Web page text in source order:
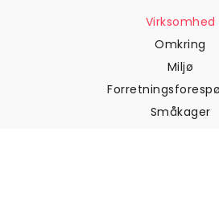
Virksomhed
Omkring
Miljø
Småkager